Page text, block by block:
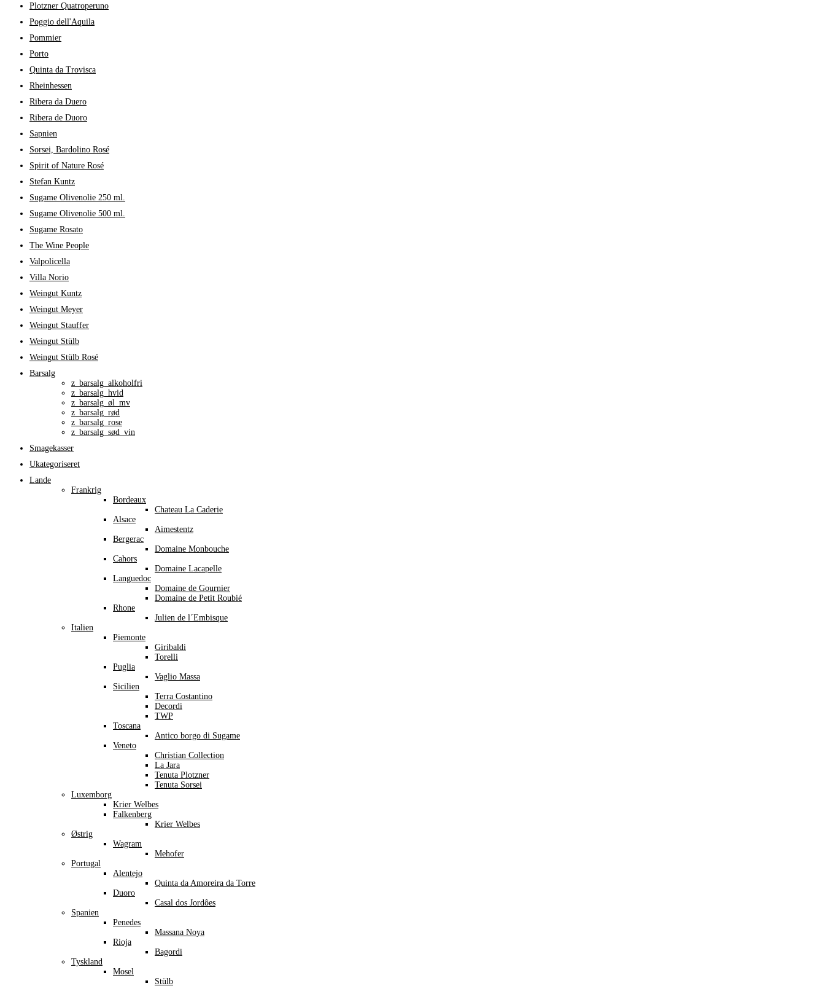
Plotzner Quatroperuno
Poggio dell'Aquila
Pommier
Porto
Quinta da Trovisca
Rheinhessen
Ribera da Duero
Ribera de Duoro
Sapnien
Sorsei, Bardolino Rosé
Spirit of Nature Rosé
Stefan Kuntz
Sugame Olivenolie 250 ml.
Sugame Olivenolie 500 ml.
Sugame Rosato
The Wine People
Valpolicella
Villa Norio
Weingut Kuntz
Weingut Meyer
Weingut Stauffer
Weingut Stülb
Weingut Stülb Rosé
Barsalg
z_barsalg_alkoholfri
z_barsalg_hvid
z_barsalg_øl_mv
z_barsalg_rød
z_barsalg_rose
z_barsalg_sød_vin
Smagekasser
Ukategoriseret
Lande
Frankrig
Bordeaux
Chateau La Caderie
Alsace
Aimestentz
Bergerac
Domaine Monbouche
Cahors
Domaine Lacapelle
Languedoc
Domaine de Gournier
Domaine de Petit Roubié
Rhone
Julien de l´Embisque
Italien
Piemonte
Giribaldi
Torelli
Puglia
Vaglio Massa
Sicilien
Terra Costantino
Decordi
TWP
Toscana
Antico borgo di Sugame
Veneto
Christian Collection
La Jara
Tenuta Plotzner
Tenuta Sorsei
Luxemborg
Krier Welbes
Falkenberg
Krier Welbes
Østrig
Wagram
Mehofer
Portugal
Alentejo
Quinta da Amoreira da Torre
Duoro
Casal dos Jordôes
Spanien
Penedes
Massana Noya
Rioja
Bagordi
Tyskland
Mosel
Stülb